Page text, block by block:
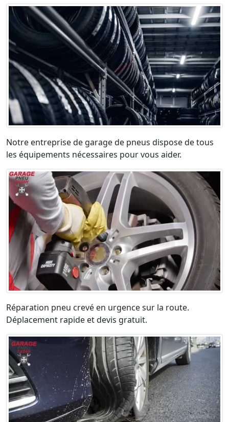
Notre entreprise de garage de pneus dispose de tous
les équipements nécessaires pour vous aider.
Réparation pneu crevé en urgence sur la route.
Déplacement rapide et devis gratuit.